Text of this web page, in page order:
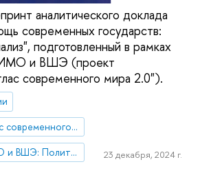
аналитического доклада
современных государств:
подготовленный в рамках
и ВШЭ (проект
современного мира 2.0").
Политический атлас современного мира 2.0
Консорциум МГИМО и ВШЭ: Политический атлас современного мира 2.0
23 декабря, 2024 г.